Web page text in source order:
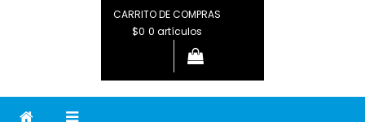
CARRITO DE COMPRAS
$0 0 artículos